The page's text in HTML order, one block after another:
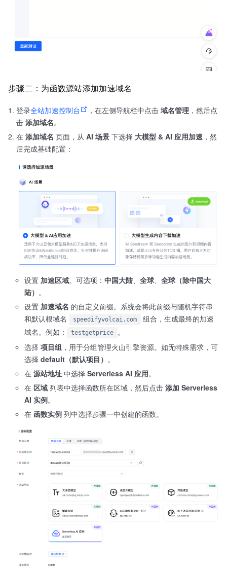
步骤二：为函数源站添加加速域名
登录全站加速控制台 ，在左侧导航栏中点击 域名管理 ，然后点
击 添加域名。
在 添加域名 页面，从 AI 场景 下选择 大模型 & AI 应用加速 ，然
后完成基础配置：
设置 加速区域。可选项： 中国大陆、 全球、 全球（除中国大
陆） 。
设置 加速域名 的自定义前缀。系统会将此前缀与随机字符串
和默认根域名
speedifyvolcai.com
组合，生成最终的加速
域名。例如：
testgetprice
。
选择 项目组 ，用于分组管理火山引擎资源。如无特殊需求，可
选择 default（默认项目） 。
在 源站地址 中选择 Serverless AI 应用。
在 区域 列表中选择函数所在区域，然后点击 添加 Serverless
AI 实例。
在 函数实例 列中选择步骤一中创建的函数。